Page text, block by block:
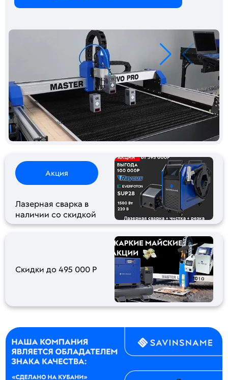
Акция
Лазерная сварка в
наличии со скидкой
Скидки до 495 000 Р